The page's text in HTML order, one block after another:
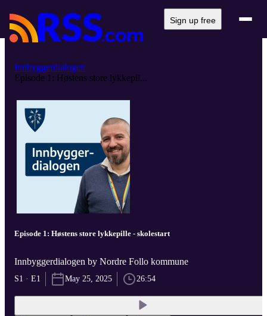
Sign up free
Innbyggerdialogen
Episode 1: Høstens store lykkepil...
Episode 1: Høstens store lykkepille - skolestart
Innbyggerdialogen by Nordre Follo kommune
S1 · E1 May 25, 2025 26:54